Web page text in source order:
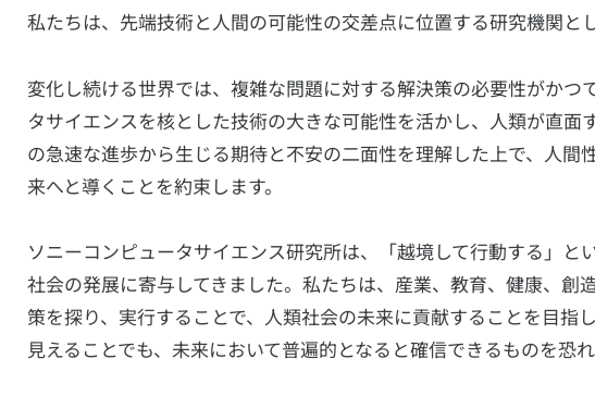
私たちは、先端技術と人間の可能性の交差点に位置する研究機関と
変化し続ける世界では、複雑な問題に対する解決策の必要性がか
タサイエンスを核とした技術の大きな可能性を活かし、人類が直
の急速な進歩から生じる期待と不安の二面性を理解した上で、人
来へと導くことを約束します。
ソニーコンピュータサイエンス研究所は、「越境して行動する」と
社会の発展に寄与してきました。私たちは、産業、教育、健康、
策を探り、実行することで、人類社会の未来に貢献することを目指
見えることでも、未来において普遍的となると確信できるものを恐れ